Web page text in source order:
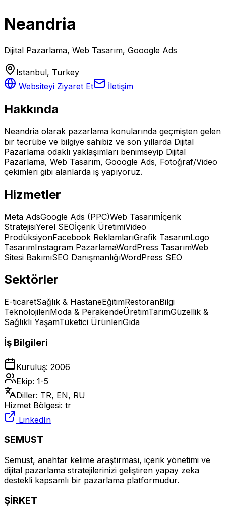
Neandria
Dijital Pazarlama, Web Tasarım, Gooogle Ads
Istanbul, Turkey
Websiteyi Ziyaret Et
İletişim
Hakkında
Neandria olarak pazarlama konularında geçmişten gelen
bir tecrübe ve bilgiye sahibiz ve son yıllarda Dijital
Pazarlama odaklı yaklaşımları benimseyip Dijital
Pazarlama, Web Tasarım, Gooogle Ads, Fotoğraf/Video
çekimleri gibi alanlarda iş yapıyoruz.
Hizmetler
Meta AdsGoogle Ads (PPC)Web Tasarımİçerik
StratejisiYerel SEOİçerik ÜretimiVideo
ProdüksiyonFacebook ReklamlarıGrafik TasarımLogo
TasarımInstagram PazarlamaWordPress TasarımWeb
Sitesi BakımıSEO DanışmanlığıWordPress SEO
Sektörler
E-ticaretSağlık & HastaneEğitimRestoranBilgi
TeknolojileriModa & PerakendeÜretimTarımGüzellik &
Sağlıklı YaşamTüketici ÜrünleriGıda
İş Bilgileri
Kuruluş: 2006
Ekip: 1-5
Diller: TR, EN, RU
Hizmet Bölgesi: tr
LinkedIn
SEMUST
Semust, anahtar kelime araştırması, içerik yönetimi ve
dijital pazarlama stratejilerinizi geliştiren yapay zeka
destekli kapsamlı bir pazarlama platformudur.
ŞİRKET